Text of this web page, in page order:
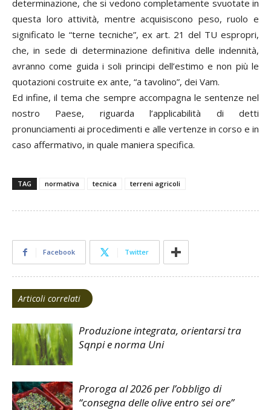
determinazione, che si vedono completamente svuotate in
questa loro attività, mentre acquisiscono peso, ruolo e
significato le “terne tecniche”, ex art. 21 del TU espropri,
che, in sede di determinazione definitiva delle indennità,
avranno come guida i soli principi dell’estimo e non più le
quotazioni costruite ex ante, “a tavolino”, dei Vam.
Ed infine, il tema che sempre accompagna le sentenze nel
nostro Paese, riguarda l’applicabilità di detti
pronunciamenti ai procedimenti e alle vertenze in corso e in
caso affermativo, in quale maniera specifica.
TAG normativa tecnica terreni agricoli
Facebook Twitter
Articoli correlati
Produzione integrata, orientarsi tra
Sqnpi e norma Uni
Proroga al 2026 per l’obbligo di
“consegna delle olive entro sei ore”